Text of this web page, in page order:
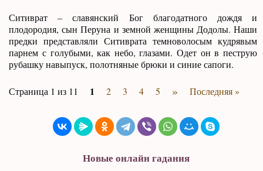
Ситиврат – славянский Бог благодатного дождя и
плодородия, сын Перуна и земной женщины Додолы. Наши
предки представляли Ситиврата темноволосым кудрявым
парнем с голубыми, как небо, глазами. Одет он в пеструю
рубашку навыпуск, полотняные брюки и синие сапоги.
Страница 1 из 11 1 2 3 4 5 » Последняя »
Новые онлайн гадания